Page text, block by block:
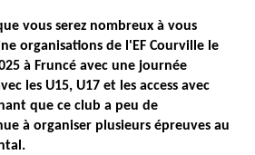
vous serez nombreux à vous
organisations de l'EF Courville le
à Fruncé avec une journée
les U15, U17 et les access avec
que ce club a peu de
à organiser plusieurs épreuves au